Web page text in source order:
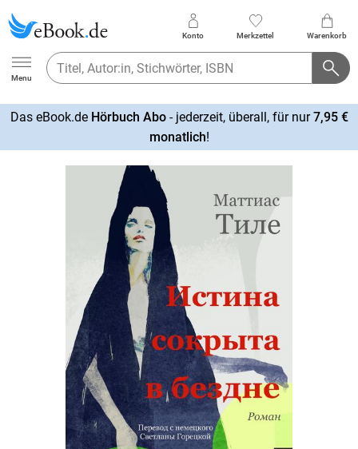
Ebook.de
Menu
Konto Merkzettel Warenkorb
Das eBook.de Hörbuch Abo- jederzeit, überall, für nur7,95 €
monatlich!